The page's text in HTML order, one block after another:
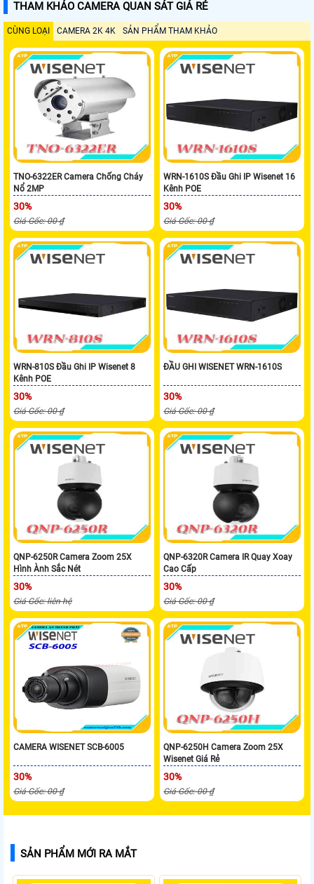
THAM KHẢO CAMERA QUAN SÁT GIÁ RẺ
CÙNG LOẠI CAMERA 2K 4K SẢN PHẨM THAM KHẢO
TNO-6322ER Camera Chống Cháy
Nổ 2MP
30%
Giá Gốc: 00 ₫
WRN-1610S Đầu Ghi IP Wisenet 16
Kênh POE
30%
Giá Gốc: 00 ₫
WRN-810S Đầu Ghi IP Wisenet 8
Kênh POE
30%
Giá Gốc: 00 ₫
ĐẦU GHI WISENET WRN-1610S
30%
Giá Gốc: 00 ₫
QNP-6250R Camera Zoom 25X
Hình Ành Sắc Nét
30%
Giá Gốc: liên hệ
QNP-6320R Camera IR Quay Xoay
Cao Cấp
30%
Giá Gốc: 00 ₫
CAMERA WISENET SCB-6005
30%
Giá Gốc: 00 ₫
QNP-6250H Camera Zoom 25X
Wisenet Giá Rẻ
30%
Giá Gốc: 00 ₫
SẢN PHẨM MỚI RA MẮT